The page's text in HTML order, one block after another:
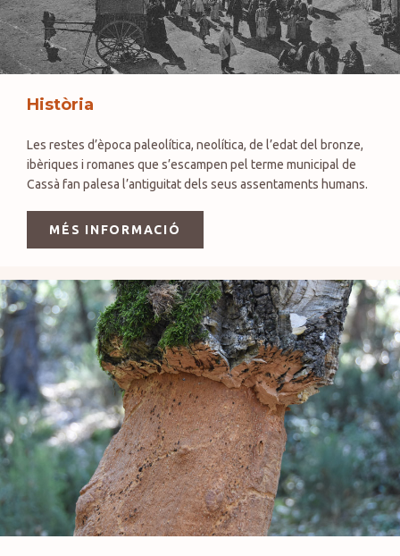
Història
Les restes d’època paleolítica, neolítica, de l’edat del bronze,
ibèriques i romanes que s’escampen pel terme municipal de
Cassà fan palesa l’antiguitat dels seus assentaments humans.
MÉS INFORMACIÓ